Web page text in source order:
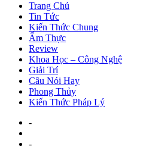
Trang Chủ
Tin Tức
Kiến Thức Chung
Ẩm Thực
Review
Khoa Học – Công Nghệ
Giải Trí
Câu Nói Hay
Phong Thủy
Kiến Thức Pháp Lý
-
-